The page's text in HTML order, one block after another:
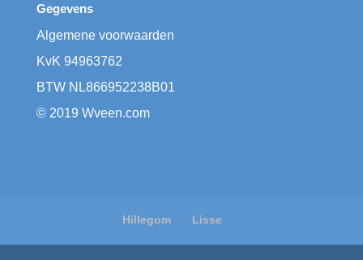
Gegevens
Algemene voorwaarden
KvK ​94963762
BTW ​NL866952238B01
© 2019 Wveen.com
Hillegom Lisse